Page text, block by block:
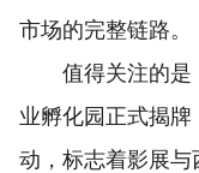
市场的完整链路。
值得关注的是
业孵化园正式揭牌
动，标志着影展与